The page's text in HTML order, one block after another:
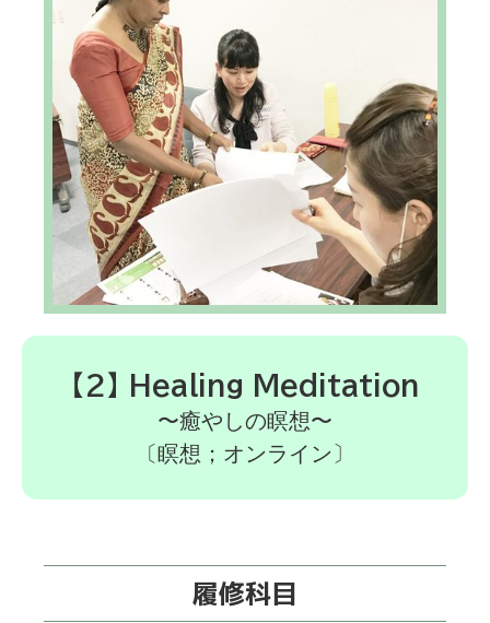
【2】 Healing Meditation
〜癒やしの瞑想〜
〔瞑想；オンライン〕
履修科目